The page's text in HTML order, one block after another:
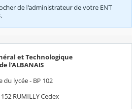
de l'administrateur de votre ENT
et Technologique
de l'ALBANAIS
du lycée - BP 102
152 RUMILLY Cedex